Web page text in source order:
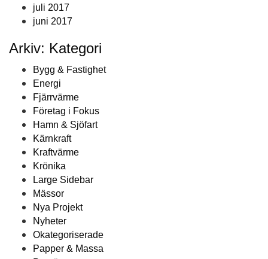
juli 2017
juni 2017
Arkiv: Kategori
Bygg & Fastighet
Energi
Fjärrvärme
Företag i Fokus
Hamn & Sjöfart
Kärnkraft
Kraftvärme
Krönika
Large Sidebar
Mässor
Nya Projekt
Nyheter
Okategoriserade
Papper & Massa